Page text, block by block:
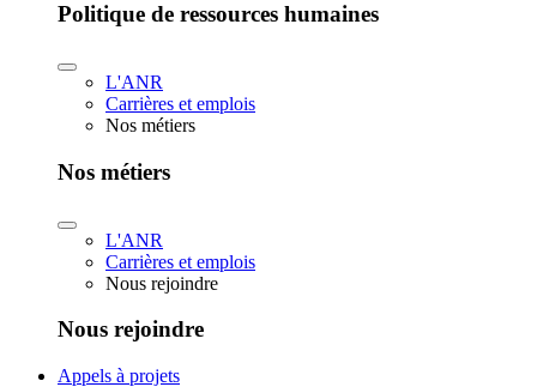
Politique de ressources humaines
L'ANR
Carrières et emplois
Nos métiers
Nos métiers
L'ANR
Carrières et emplois
Nous rejoindre
Nous rejoindre
Appels à projets